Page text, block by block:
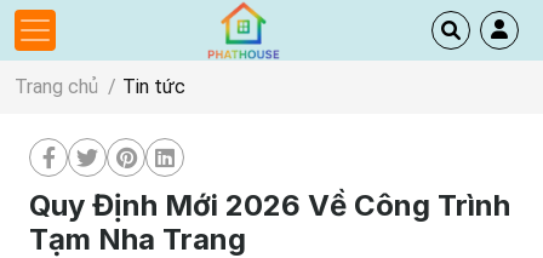
Trang chủ Tin tức
Quy Định Mới 2026 Về Công Trình
Tạm Nha Trang